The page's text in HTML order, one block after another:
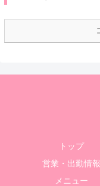
トップ
営業・出勤情報
メニュー